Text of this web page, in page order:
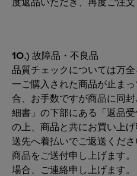
度返品いただき、再度ご注文
10.) 故障品・不良品
品質チェックについては万
一ご購入された商品が止ま
合、お手数ですが商品に同
細書」の下部にある「返品
の上、商品と共にお買い上
送先へ着払いでご返送くだ
商品をご送付申し上げます
場合、ご連絡申し上げます。